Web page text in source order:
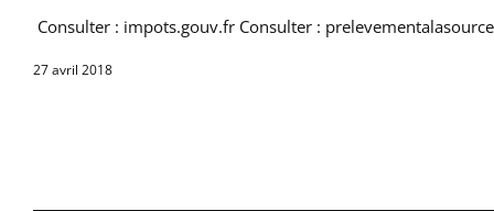
Consulter : impots.gouv.fr Consulter :
27 avril 2018